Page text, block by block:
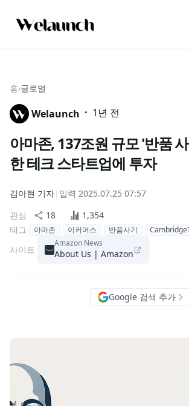
홈›글로벌
Welaunch · 1년 전
아마존, 137조원 규모 '반품
한 테크 스타트업에 투자
김아현 기자| 입력 2025.07.25 07:57
관심
18
1,354
태그
아마존 이커머스 반품사기
사이트
Amazon News
About Us | Amazon
Google 검색 추가